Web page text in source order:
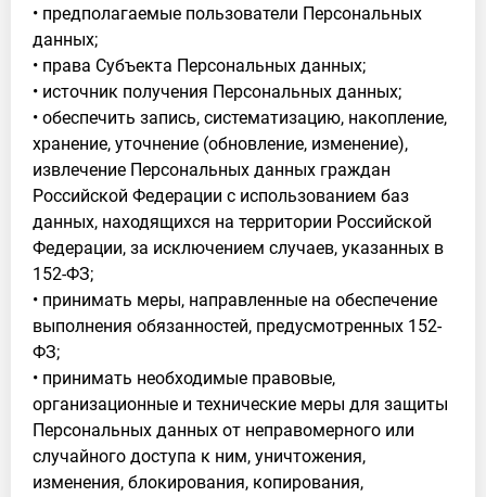
• предполагаемые пользователи Персональных
данных;
• права Субъекта Персональных данных;
• источник получения Персональных данных;
• обеспечить запись, систематизацию, накопление,
хранение, уточнение (обновление, изменение),
извлечение Персональных данных граждан
Российской Федерации с использованием баз
данных, находящихся на территории Российской
Федерации, за исключением случаев, указанных в
152-ФЗ;
• принимать меры, направленные на обеспечение
выполнения обязанностей, предусмотренных 152-
ФЗ;
• принимать необходимые правовые,
организационные и технические меры для защиты
Персональных данных от неправомерного или
случайного доступа к ним, уничтожения,
изменения, блокирования, копирования,